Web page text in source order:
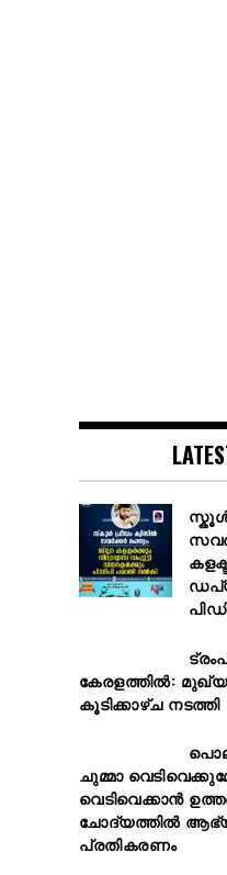
കേരളത്തിൽ:
കൂടിക്കാഴ്ച നടത്തി
ചുമ്മാ
വെടിവെക്കാൻ
ചോദ്യത്തിൽ
പ്രതികരണം